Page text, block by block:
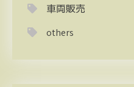
車両販売
others